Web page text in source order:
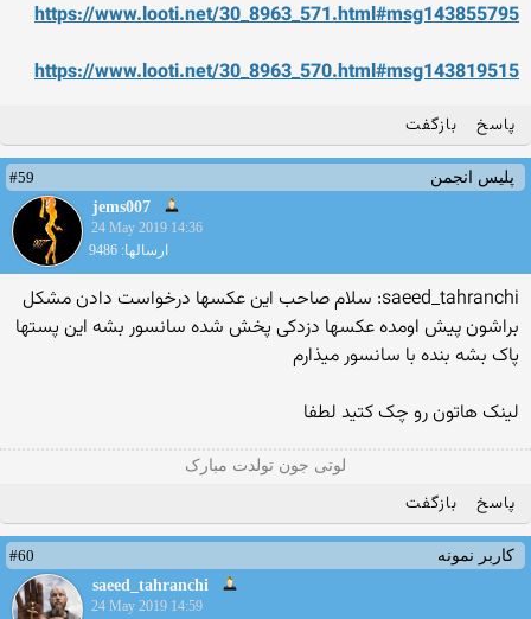
https://www.looti.net/30_8963_571.html#msg143855795
https://www.looti.net/30_8963_570.html#msg143819515
پاسخ بازگفت
پلیس انجمن
#59
jems007
24 May 2019 14:36
ارسالها: 9486
saeed_tahranchi: سلام صاحب این عکسها درخواست دادن مشکل
براشون پیش اومده عکسها دزدکی پخش شده سانسور بشه این پستها
پاک بشه بنده با سانسور میذارم
لینک هاتون رو چک کتید لطفا
لوتی جون تولدت مبارک
پاسخ بازگفت
کاربر نمونه
#60
saeed_tahranchi
24 May 2019 14:59